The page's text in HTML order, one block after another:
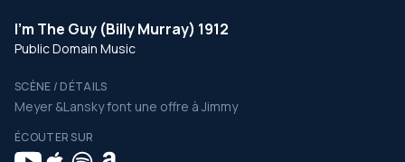
I'm The Guy (Billy Murray) 1912
Public Domain Music
SCÈNE / DÉTAILS
Meyer &Lansky font une offre à Jimmy
ÉCOUTER SUR